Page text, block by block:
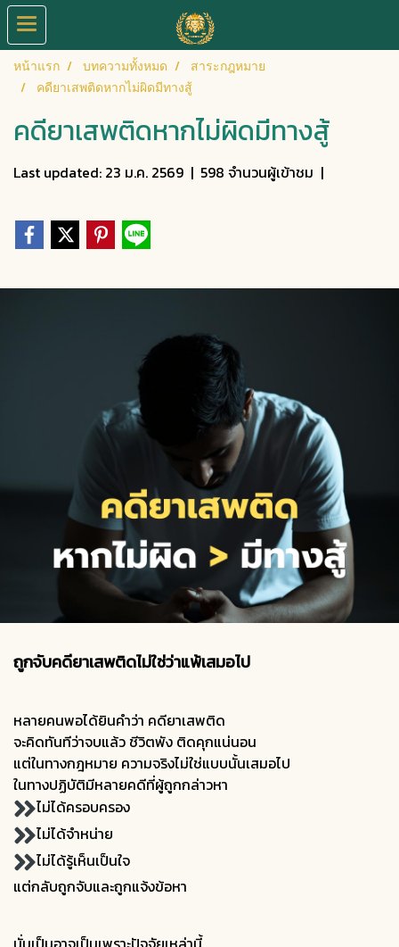
หน้าแรก บทความทั้งหมด
สาระกฎหมาย
คดียาเสพติดหากไม่ผิดมีทางสู้
คดียาเสพติดหากไม่ผิดมีทางสู้
Last updated: 23 ม.ค. 2569 | 598 จำนวนผู้เข้าชม |
ถูกจับคดียาเสพติดไม่ใช่ว่าแพ้เสมอไป
หลายคนพอได้ยินคำว่า คดียาเสพติด
จะคิดทันทีว่าจบแล้ว ชีวิตพัง ติดคุกแน่นอน
แต่ในทางกฎหมาย ความจริงไม่ใช่แบบนั้นเสมอไป
ในทางปฏิบัติมีหลายคดีที่ผู้ถูกกล่าวหา
ไม่ได้ครอบครอง
ไม่ได้จำหน่าย
ไม่ได้รู้เห็นเป็นใจ
แต่กลับถูกจับและถูกแจ้งข้อหา